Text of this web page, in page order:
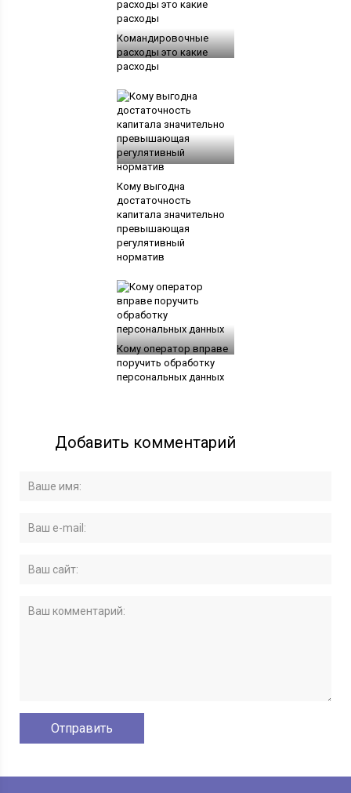
Командировочные
расходы это какие
расходы
Кому выгодна
достаточность
капитала значительно
превышающая
регулятивный
норматив
Кому оператор вправе
поручить обработку
персональных данных
Добавить комментарий